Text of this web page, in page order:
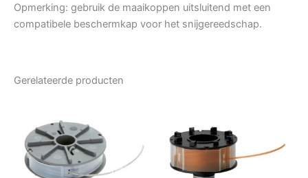
Opmerking: gebruik de maaikoppen uitsluitend met een
compatibele beschermkap voor het snijgereedschap.
Gerelateerde producten